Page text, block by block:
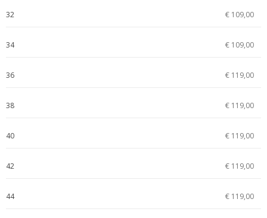
32 € 109,00
34 € 109,00
36 € 119,00
38 € 119,00
40 € 119,00
42 € 119,00
44 € 119,00